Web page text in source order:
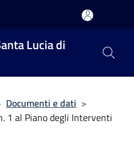
Lucia di
Documenti e dati >
1 al Piano degli Interventi